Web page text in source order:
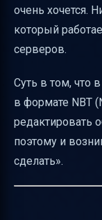
что
файл не
Команды
есть
Моды:
Minecraft
Почему
очень хочется.
который
серверов.
Суть в том, что
в формате NBT
редактировать
поэтому и
сделать».